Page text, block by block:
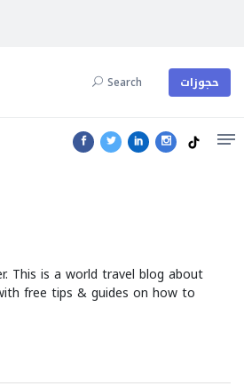
Search حجوزات
This is a world travel blog about
free tips & guides on how to